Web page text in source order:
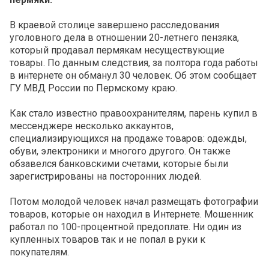
В краевой столице завершено расследования
уголовного дела в отношении 20-летнего пензяка,
который продавал пермякам несуществующие
товары. По данным следствия, за полтора года работы
в интернете он обманул 30 человек. Об этом сообщает
ГУ МВД России по Пермскому краю.
Как стало известно правоохранителям, парень купил в
мессенджере несколько аккаунтов,
специализирующихся на продаже товаров: одежды,
обуви, электроники и многого другого. Он также
обзавелся банковскими счетами, которые были
зарегистрированы на посторонних людей.
Потом молодой человек начал размещать фотографии
товаров, которые он находил в Интернете. Мошенник
работал по 100-процентной предоплате. Ни один из
купленных товаров так и не попал в руки к
покупателям.